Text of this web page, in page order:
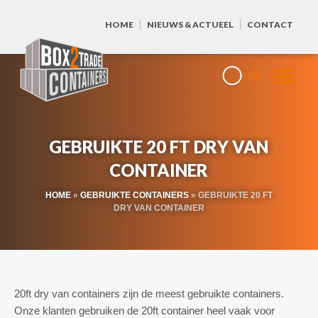
HOME NIEUWS & ACTUEEL CONTACT
NL
GEBRUIKTE 20 FT DRY VAN
CONTAINER
HOME» GEBRUIKTE CONTAINERS» GEBRUIKTE 20 FT
DRY VAN CONTAINER
20ft dry van containers zijn de meest gebruikte containers.
Onze klanten gebruiken de 20ft container heel vaak voor